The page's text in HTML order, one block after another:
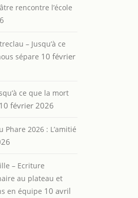
rencontre l’école
– Jusqu’à ce
sépare 10 février
ce que la mort
10 février 2026
Phare 2026 : L’amitié
– Ecriture
au plateau et
en équipe 10 avril